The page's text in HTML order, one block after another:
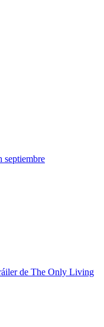
septiembre
de The Only Living